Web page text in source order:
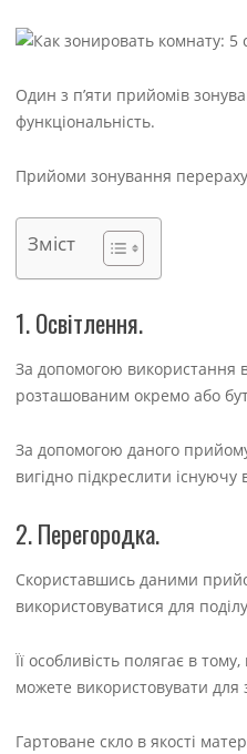
Один з п’яти прийомів
функціональність.
Прийоми зонування
Зміст
1. Освітлення.
За допомогою використання
розташованим окремо або
За допомогою даного
вигідно підкреслити існуючу
2. Перегородка.
Скориставшись даними
використовуватися для
Її особливість полягає в
можете використовувати для
Гартоване скло в якості